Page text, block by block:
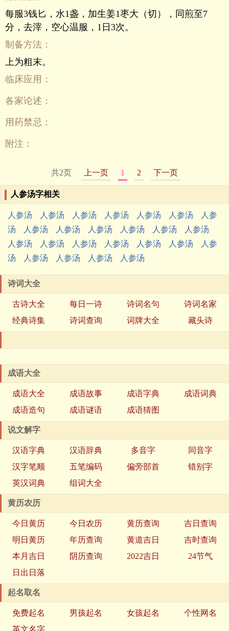
每服3钱匕，水1盏，加生姜1枣大（切），同煎至7
分，去滓，空心温服，1日3次。
制备方法：
上为粗末。
临床应用：
各家论述：
用药禁忌：
附注：
共2页 上一页 1 2 下一页
人参汤字相关
人参汤 人参汤 人参汤 人参汤 人参汤 人参汤
人参
汤
人参汤 人参汤 人参汤 人参汤 人参汤
人参汤
人参汤
人参汤 人参汤 人参汤 人参汤 人参汤
人参
汤
人参汤 人参汤 人参汤 人参汤
诗词大全
古诗大全 每日一诗 诗词名句
诗词名家
经典诗集
诗词查询 词牌大全 藏头诗
成语大全
成语大全 成语故事 成语字典
成语词典
成语造句
成语谜语 成语猜图
说文解字
汉语字典 汉语辞典 多音字
同音字
汉字笔顺
五笔编码 偏旁部首
错别字
英汉词典
组词大全
黄历农历
今日黄历 今日农历 黄历查询
吉日查询
明日黄历
年历查询 黄道吉日
吉时查询
本月吉日
阴历查询 2022吉日
24节气
日出日落
起名取名
免费起名 男孩起名 女孩起名
个性网名
英文名字